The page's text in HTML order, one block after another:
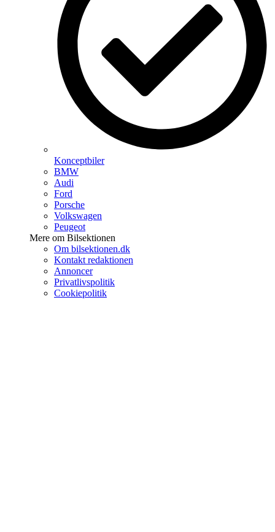
Konceptbiler
BMW
Audi
Ford
Porsche
Volkswagen
Peugeot
Mere om Bilsektionen
Om bilsektionen.dk
Kontakt redaktionen
Annoncer
Privatlivspolitik
Cookiepolitik